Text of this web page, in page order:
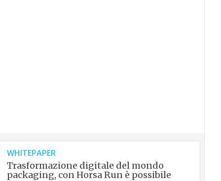
WHITEPAPER
Trasformazione digitale del mondo
packaging, con Horsa Run è possibile